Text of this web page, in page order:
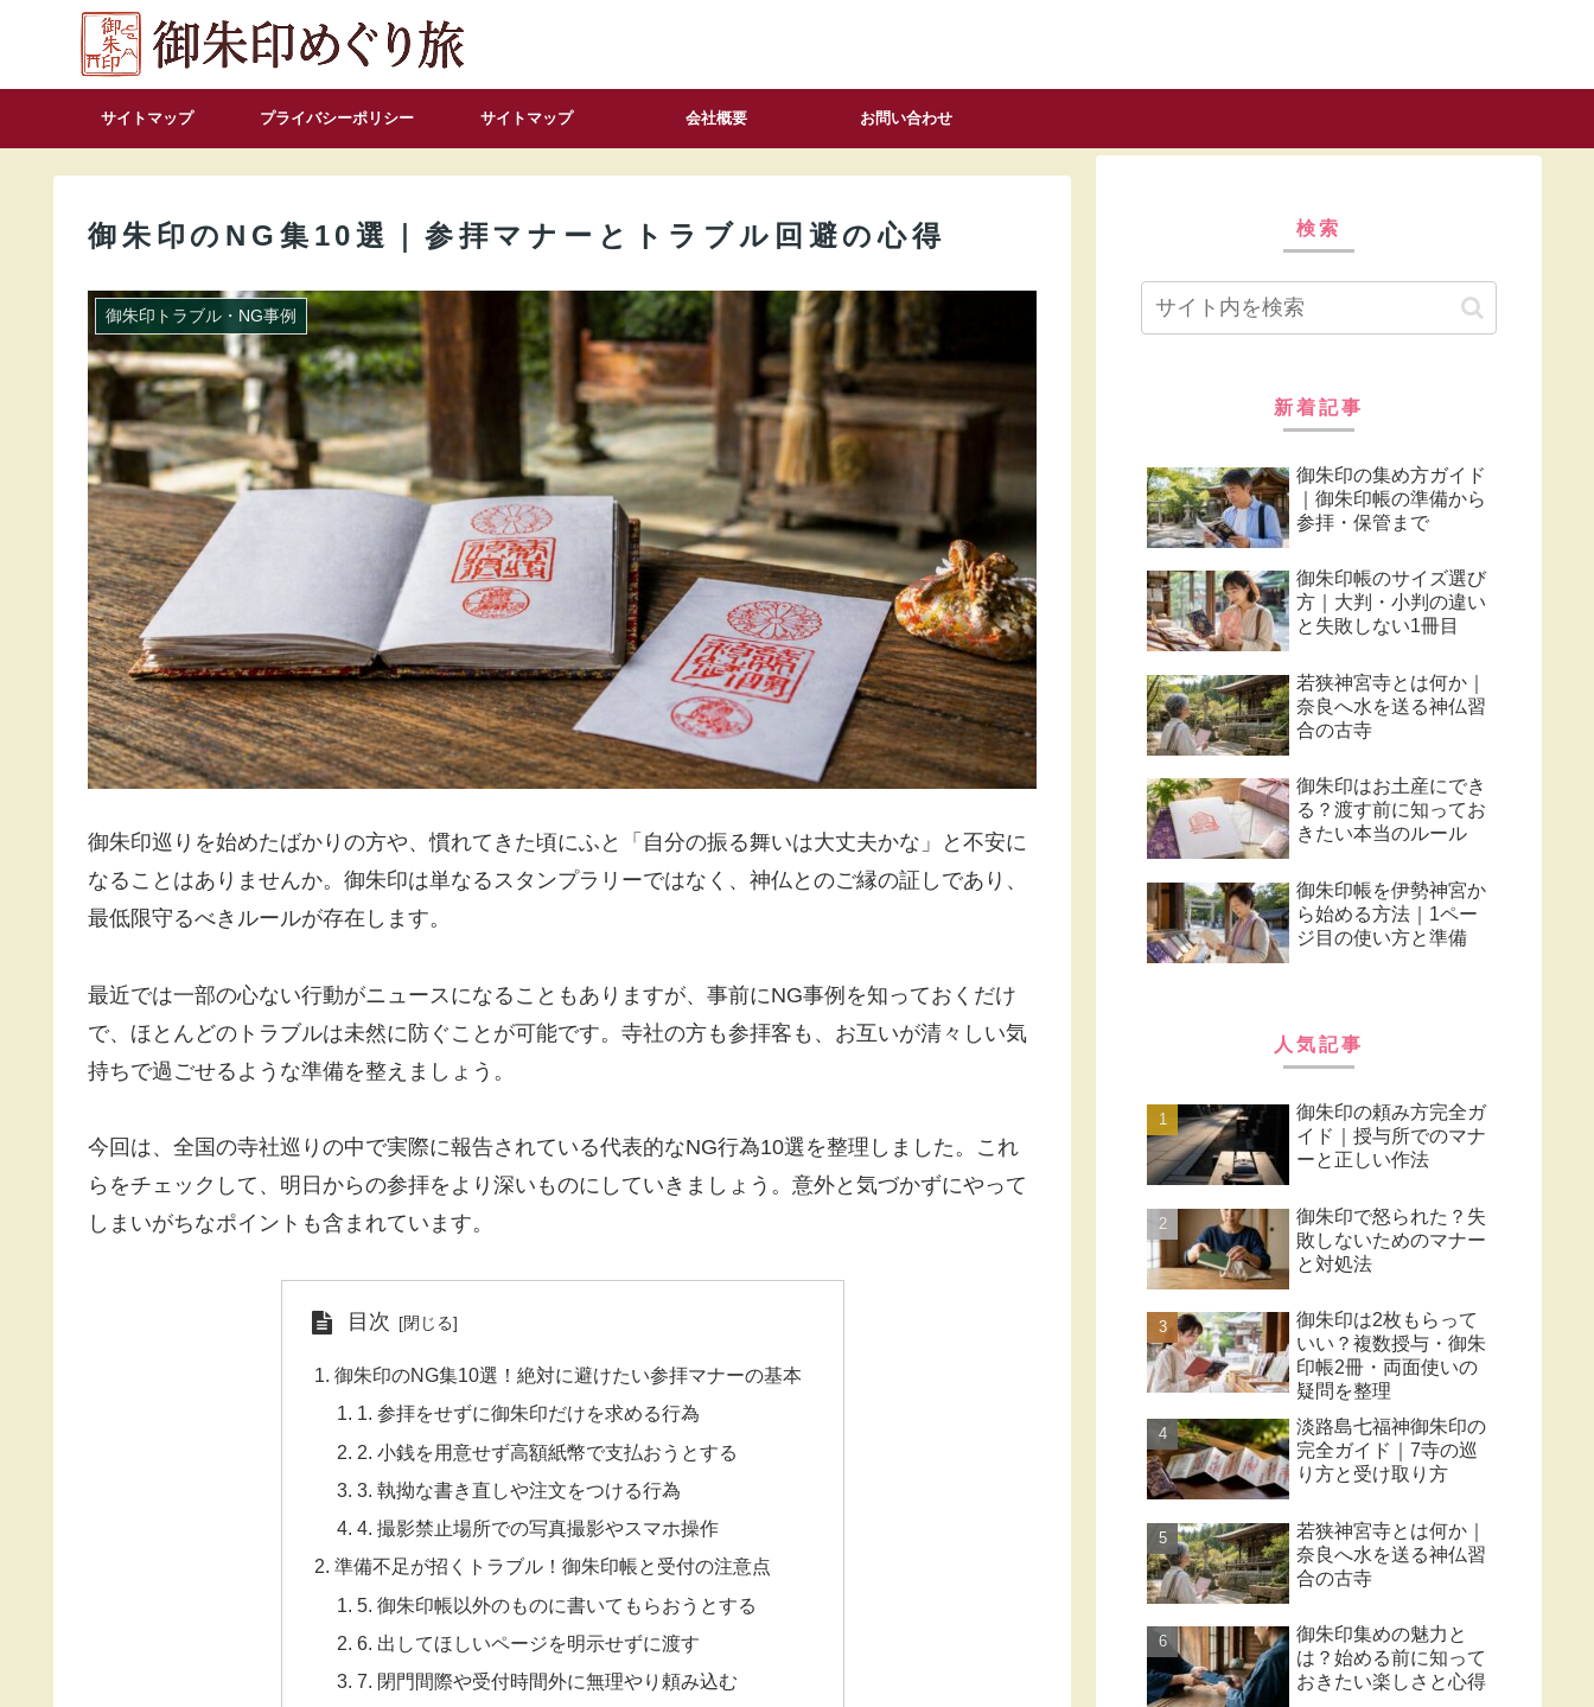
サイトマップ プライバシーポリシー サイトマップ 会社概要 お問い合わせ
御朱印のNG集10選｜参拝マナーとトラブル回避の心得
御朱印トラブル・NG事例
御朱印巡りを始めたばかりの方や、慣れてきた頃にふと「自分の振る舞いは大丈夫かな」と不安に
なることはありませんか。御朱印は単なるスタンプラリーではなく、神仏とのご縁の証しであり、
最低限守るべきルールが存在します。
最近では一部の心ない行動がニュースになることもありますが、事前にNG事例を知っておくだけ
で、ほとんどのトラブルは未然に防ぐことが可能です。寺社の方も参拝客も、お互いが清々しい気
持ちで過ごせるような準備を整えましょう。
今回は、全国の寺社巡りの中で実際に報告されている代表的なNG行為10選を整理しました。これ
らをチェックして、明日からの参拝をより深いものにしていきましょう。意外と気づかずにやって
しまいがちなポイントも含まれています。
目次
御朱印のNG集10選！絶対に避けたい参拝マナーの基本
1. 参拝をせずに御朱印だけを求める行為
2. 小銭を用意せず高額紙幣で支払おうとする
3. 執拗な書き直しや注文をつける行為
4. 撮影禁止場所での写真撮影やスマホ操作
準備不足が招くトラブル！御朱印帳と受付の注意点
5. 御朱印帳以外のものに書いてもらおうとする
6. 出してほしいページを明示せずに渡す
7. 閉門間際や受付時間外に無理やり頼み込む
検索
新着記事
御朱印の集め方ガイド
｜御朱印帳の準備から
参拝・保管まで
御朱印帳のサイズ選び
方｜大判・小判の違い
と失敗しない1冊目
若狭神宮寺とは何か｜
奈良へ水を送る神仏習
合の古寺
御朱印はお土産にでき
る？渡す前に知ってお
きたい本当のルール
御朱印帳を伊勢神宮か
ら始める方法｜1ペー
ジ目の使い方と準備
人気記事
御朱印の頼み方完全ガ
イド｜授与所でのマナ
ーと正しい作法
御朱印で怒られた？失
敗しないためのマナー
と対処法
御朱印は2枚もらって
いい？複数授与・御朱
印帳2冊・両面使いの
疑問を整理
淡路島七福神御朱印の
完全ガイド｜7寺の巡
り方と受け取り方
若狭神宮寺とは何か｜
奈良へ水を送る神仏習
合の古寺
御朱印集めの魅力と
は？始める前に知って
おきたい楽しさと心得